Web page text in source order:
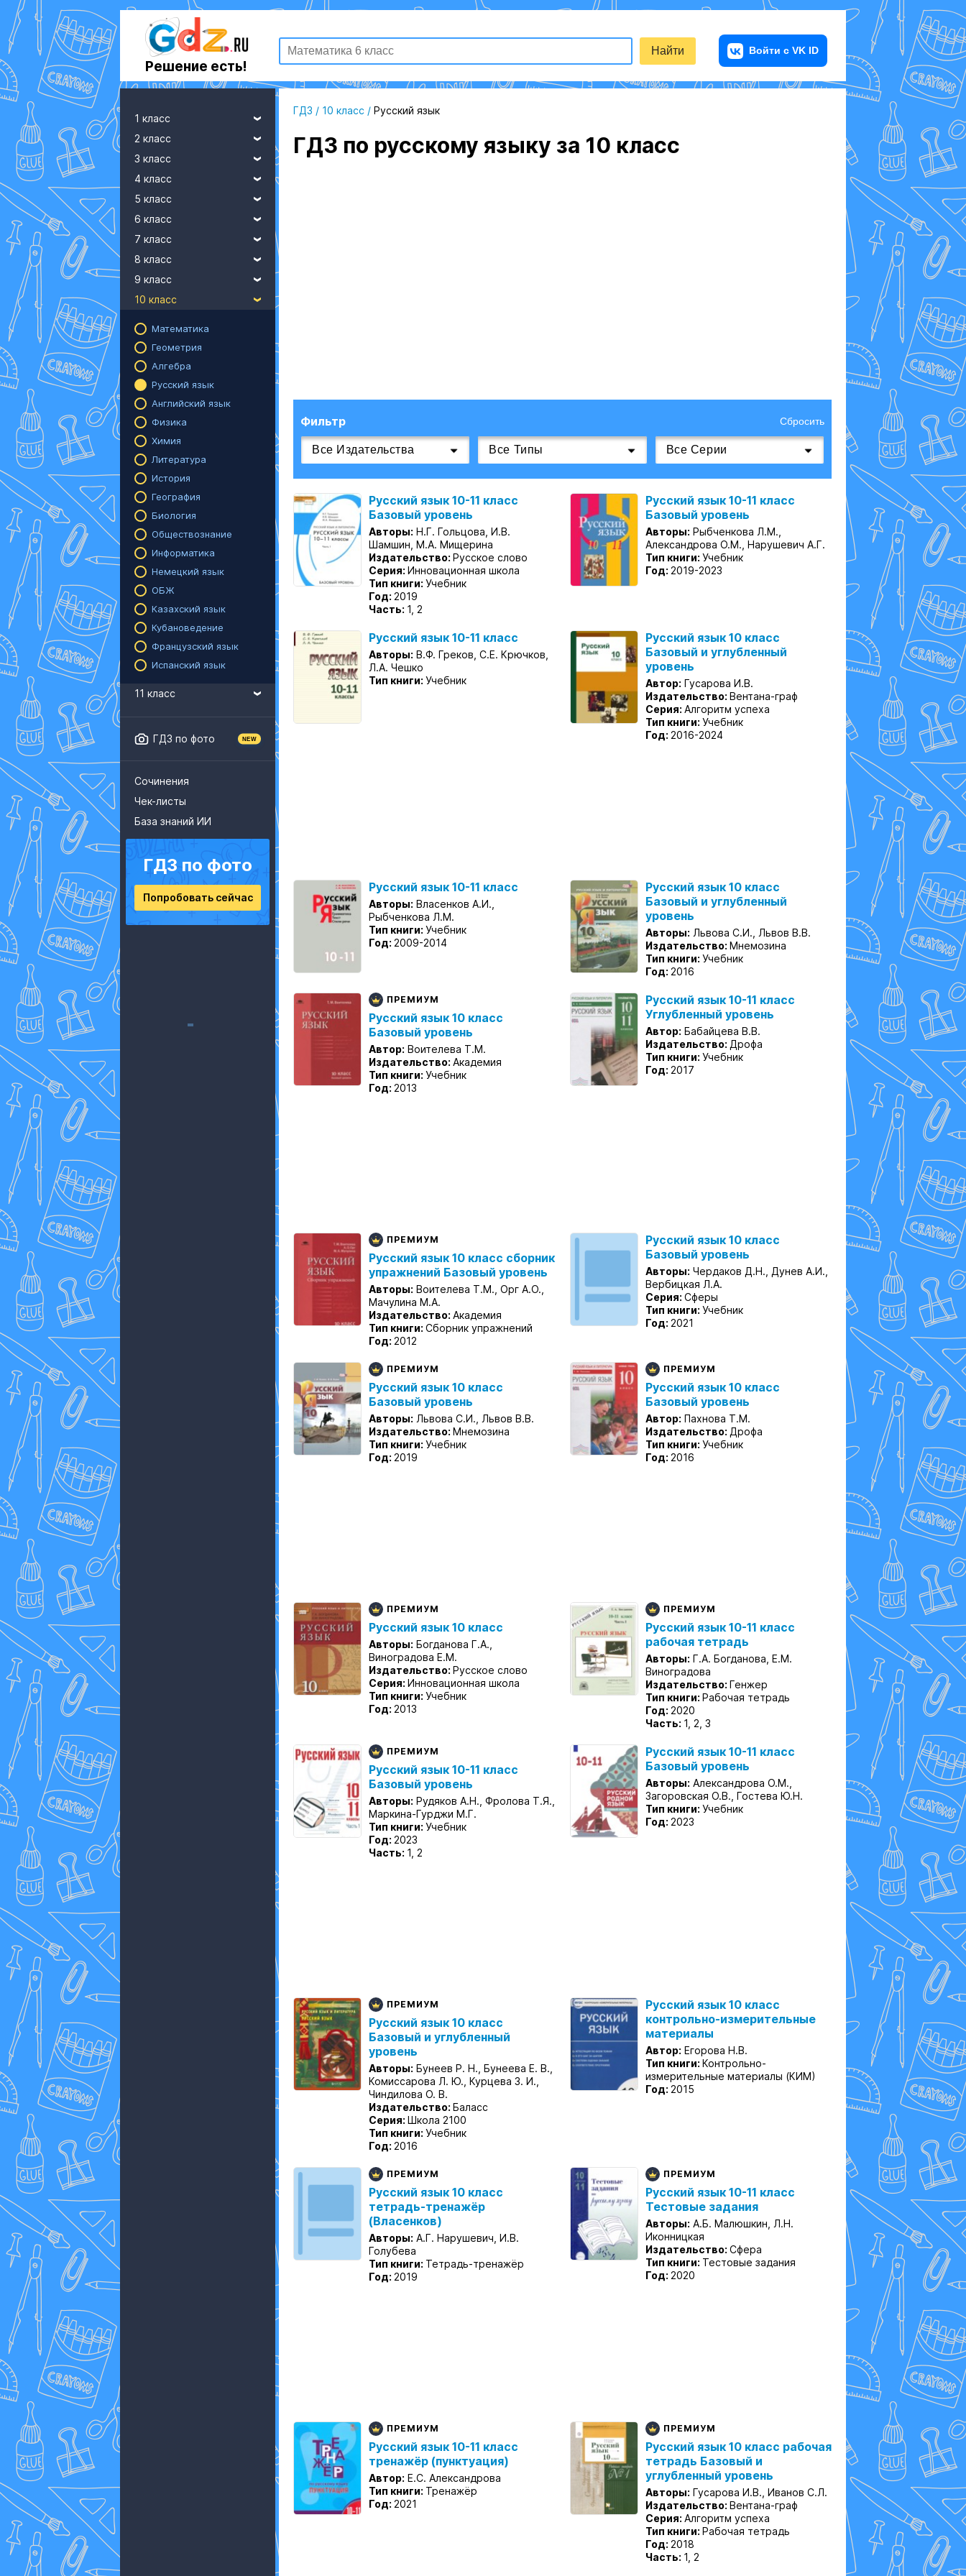
Решение есть!
Найти
1 класс
2 класс
3 класс
4 класс
5 класс
6 класс
7 класс
8 класс
9 класс
10 класс
Математика
Геометрия
Алгебра
Русский язык
Английский язык
Физика
Химия
Литература
История
География
Биология
Обществознание
Информатика
Немецкий язык
ОБЖ
Казахский язык
Кубановедение
Французский язык
Испанский язык
11 класс
ГДЗ по фото
Сочинения
Чек-листы
База знаний ИИ
ГДЗ по фото
Попробовать сейчас
ГДЗ / 10 класс / Русский язык
ГДЗ по русскому языку за 10 класс
Фильтр Сбросить
Русский язык 10-11 класс
Базовый уровень
Авторы: Н.Г. Гольцова, И.В.
Шамшин, М.А. Мищерина
Издательство: Русское слово
Серия: Инновационная школа
Тип книги: Учебник
Год: 2019
Часть: 1, 2
Русский язык 10-11 класс
Базовый уровень
Авторы: Рыбченкова Л.М.,
Александрова О.М., Нарушевич А.Г.
Тип книги: Учебник
Год: 2019-2023
Русский язык 10-11 класс
Авторы: В.Ф. Греков, С.Е. Крючков,
Л.А. Чешко
Тип книги: Учебник
Русский язык 10 класс
Базовый и углубленный
уровень
Автор: Гусарова И.В.
Издательство: Вентана-граф
Серия: Алгоритм успеха
Тип книги: Учебник
Год: 2016-2024
Русский язык 10-11 класс
Авторы: Власенков А.И.,
Рыбченкова Л.М.
Тип книги: Учебник
Год: 2009-2014
Русский язык 10 класс
Базовый и углубленный
уровень
Авторы: Львова С.И., Львов В.В.
Издательство: Мнемозина
Тип книги: Учебник
Год: 2016
ПРЕМИУМ
Русский язык 10 класс
Базовый уровень
Автор: Воителева Т.М.
Издательство: Академия
Тип книги: Учебник
Год: 2013
Русский язык 10-11 класс
Углубленный уровень
Автор: Бабайцева В.В.
Издательство: Дрофа
Тип книги: Учебник
Год: 2017
ПРЕМИУМ
Русский язык 10 класс сборник
упражнений Базовый уровень
Авторы: Воителева Т.М., Орг А.О.,
Мачулина М.А.
Издательство: Академия
Тип книги: Сборник упражнений
Год: 2012
Русский язык 10 класс
Базовый уровень
Авторы: Чердаков Д.Н., Дунев А.И.,
Вербицкая Л.А.
Серия: Сферы
Тип книги: Учебник
Год: 2021
ПРЕМИУМ
Русский язык 10 класс
Базовый уровень
Авторы: Львова С.И., Львов В.В.
Издательство: Мнемозина
Тип книги: Учебник
Год: 2019
ПРЕМИУМ
Русский язык 10 класс
Базовый уровень
Автор: Пахнова Т.М.
Издательство: Дрофа
Тип книги: Учебник
Год: 2016
ПРЕМИУМ
Русский язык 10 класс
Авторы: Богданова Г.А.,
Виноградова Е.М.
Издательство: Русское слово
Серия: Инновационная школа
Тип книги: Учебник
Год: 2013
ПРЕМИУМ
Русский язык 10-11 класс
рабочая тетрадь
Авторы: Г.А. Богданова, Е.М.
Виноградова
Издательство: Генжер
Тип книги: Рабочая тетрадь
Год: 2020
Часть: 1, 2, 3
ПРЕМИУМ
Русский язык 10-11 класс
Базовый уровень
Авторы: Рудяков А.Н., Фролова Т.Я.,
Маркина-Гурджи М.Г.
Тип книги: Учебник
Год: 2023
Часть: 1, 2
Русский язык 10-11 класс
Базовый уровень
Авторы: Александрова О.М.,
Загоровская О.В., Гостева Ю.Н.
Тип книги: Учебник
Год: 2023
ПРЕМИУМ
Русский язык 10 класс
Базовый и углубленный
уровень
Авторы: Бунеев Р. Н., Бунеева Е. В.,
Комиссарова Л. Ю., Курцева З. И.,
Чиндилова О. В.
Издательство: Баласс
Серия: Школа 2100
Тип книги: Учебник
Год: 2016
Русский язык 10 класс
контрольно-измерительные
материалы
Автор: Егорова Н.В.
Тип книги: Контрольно-
измерительные материалы (КИМ)
Год: 2015
ПРЕМИУМ
Русский язык 10 класс
тетрадь-тренажёр
(Власенков)
Авторы: А.Г. Нарушевич, И.В.
Голубева
Тип книги: Тетрадь-тренажёр
Год: 2019
ПРЕМИУМ
Русский язык 10-11 класс
Тестовые задания
Авторы: А.Б. Малюшкин, Л.Н.
Иконницкая
Издательство: Сфера
Тип книги: Тестовые задания
Год: 2020
ПРЕМИУМ
Русский язык 10-11 класс
тренажёр (пунктуация)
Автор: Е.С. Александрова
Тип книги: Тренажёр
Год: 2021
ПРЕМИУМ
Русский язык 10 класс рабочая
тетрадь Базовый и
углубленный уровень
Авторы: Гусарова И.В., Иванов С.Л.
Издательство: Вентана-граф
Серия: Алгоритм успеха
Тип книги: Рабочая тетрадь
Год: 2018
Часть: 1, 2